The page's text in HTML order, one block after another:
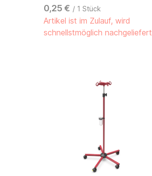
0,25 € / 1 Stück
Artikel ist im Zulauf, wird
schnellstmöglich nachgeliefert